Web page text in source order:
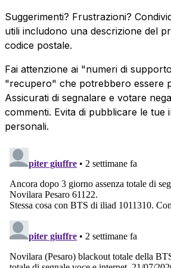
Suggerimenti? Frustrazioni?
utili includono una descrizione del
codice postale.
Fai attenzione ai "numeri di
"recupero" che potrebbero essere
Assicurati di segnalare e votare
commenti. Evita di pubblicare le tue
personali.